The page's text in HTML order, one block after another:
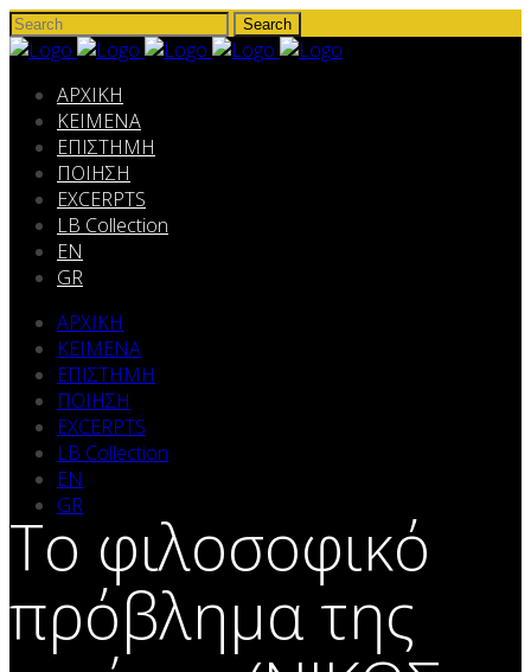
ΑΡΧΙΚΗ
ΚΕΙΜΕΝΑ
ΕΠΙΣΤΗΜΗ
ΠΟΙΗΣΗ
EXCERPTS
LB Collection
EN
GR
ΑΡΧΙΚΗ
ΚΕΙΜΕΝΑ
ΕΠΙΣΤΗΜΗ
ΠΟΙΗΣΗ
EXCERPTS
LB Collection
EN
GR
Το φιλοσοφικό
πρόβλημα της